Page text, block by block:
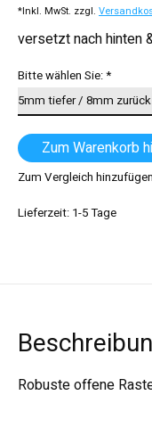
*Inkl. MwSt. zzgl.
versetzt nach hinten
Bitte wählen Sie:*
Zum Warenkorb
Zum Vergleich hinzufügen
Lieferzeit: 1-5 Tage
Robuste offene